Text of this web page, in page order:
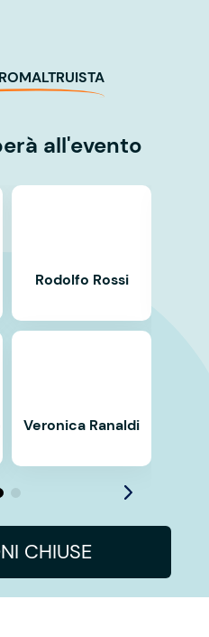
all'evento
Rodolfo Rossi
Veronica Ranaldi
CHIUSE